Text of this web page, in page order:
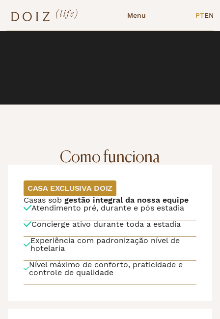
Menu PTEN
Como funciona
CASA EXCLUSIVA DOIZ
Casas sob gestão integral da nossa equipe
Atendimento pré, durante e pós estadia
Concierge ativo durante toda a estadia
Experiência com padronização nível de
hotelaria
Nível máximo de conforto, praticidade e
controle de qualidade